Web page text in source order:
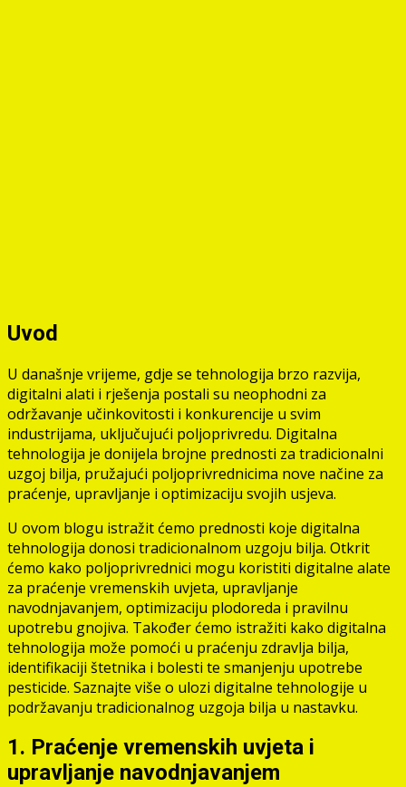
Uvod
U današnje vrijeme, gdje se tehnologija brzo razvija,
digitalni alati i rješenja postali su neophodni za
održavanje učinkovitosti i konkurencije u svim
industrijama, uključujući poljoprivredu. Digitalna
tehnologija je donijela brojne prednosti za tradicionalni
uzgoj bilja, pružajući poljoprivrednicima nove načine za
praćenje, upravljanje i optimizaciju svojih usjeva.
U ovom blogu istražit ćemo prednosti koje digitalna
tehnologija donosi tradicionalnom uzgoju bilja. Otkrit
ćemo kako poljoprivrednici mogu koristiti digitalne alate
za praćenje vremenskih uvjeta, upravljanje
navodnjavanjem, optimizaciju plodoreda i pravilnu
upotrebu gnojiva. Također ćemo istražiti kako digitalna
tehnologija može pomoći u praćenju zdravlja bilja,
identifikaciji štetnika i bolesti te smanjenju upotrebe
pesticide. Saznajte više o ulozi digitalne tehnologije u
podržavanju tradicionalnog uzgoja bilja u nastavku.
1. Praćenje vremenskih uvjeta i
upravljanje navodnjavanjem